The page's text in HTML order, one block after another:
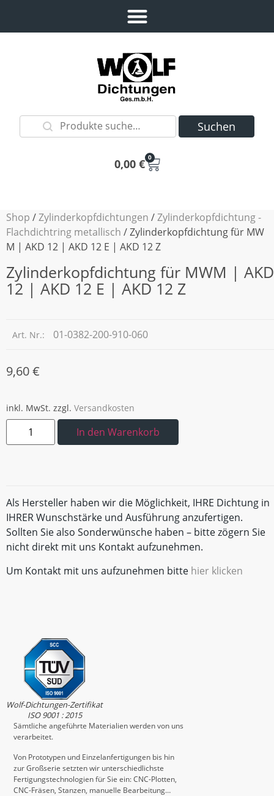
Suchen
0,00 € 0
Shop /Zylinderkopfdichtungen /Zylinderkopfdichtung -
Flachdichtring metallisch / Zylinderkopfdichtung für MW
M | AKD 12 | AKD 12 E | AKD 12 Z
Zylinderkopfdichtung für MWM | AKD
12 | AKD 12 E | AKD 12 Z
Art. Nr.: 01-0382-200-910-060
9,60€
inkl. MwSt. zzgl. Versandkosten
In den Warenkorb
Als Hersteller haben wir die Möglichkeit, IHRE Dichtung in
IHRER Wunschstärke und Ausführung anzufertigen.
Sollten Sie also Sonderwünsche haben – bitte zögern Sie
nicht direkt mit uns Kontakt aufzunehmen.
Um Kontakt mit uns aufzunehmen bitte hier klicken
Wolf-Dichtungen-Zertifikat
ISO 9001 : 2015
Sämtliche angeführte Materialien werden von uns
verarbeitet.
Von Prototypen und Einzelanfertigungen bis hin
zur Großserie setzten wir unterschiedlichste
Fertigungstechnologien für Sie ein: CNC-Plotten,
CNC-Fräsen, Stanzen, manuelle Bearbeitung…